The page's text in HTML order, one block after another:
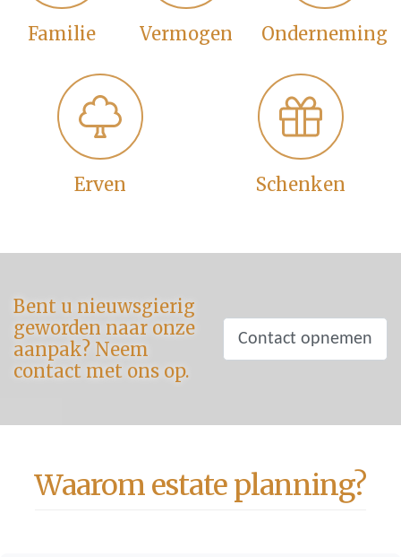
Familie Vermogen Onderneming
Erven Schenken
Bent u nieuwsgierig
geworden naar onze
aanpak? Neem
contact met ons op.
Contact opnemen
Waarom estate planning?